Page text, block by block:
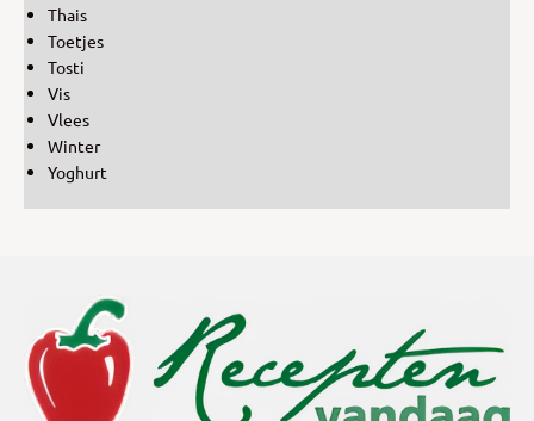
Thais
Toetjes
Tosti
Vis
Vlees
Winter
Yoghurt